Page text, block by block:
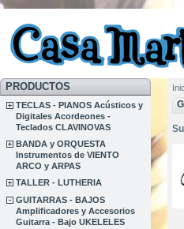
PRODUCTOS
TECLAS - PIANOS Acústicos y
Digitales Acordeones -
Teclados CLAVINOVAS
BANDA y ORQUESTA
Instrumentos de VIENTO
ARCO y ARPAS
TALLER - LUTHERIA
GUITARRAS - BAJOS
Amplificadores y Accesorios
Guitarra - Bajo UKELELES